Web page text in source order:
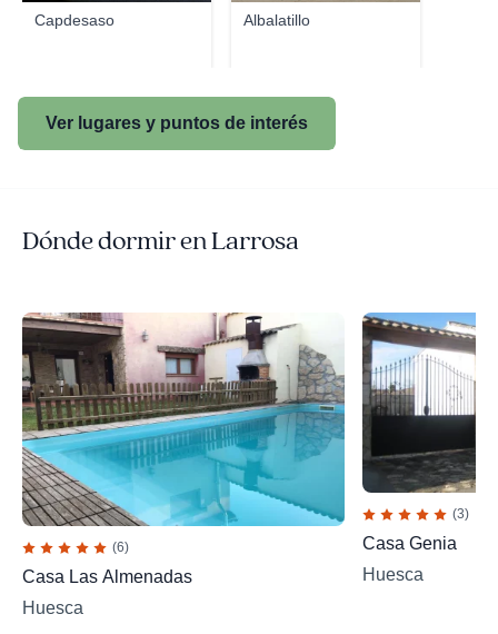
Capdesaso Albalatillo
Ver lugares y puntos de interés
Dónde dormir en Larrosa
(6)
Casa Las Almenadas
Huesca
(3)
Casa Genia
Huesca